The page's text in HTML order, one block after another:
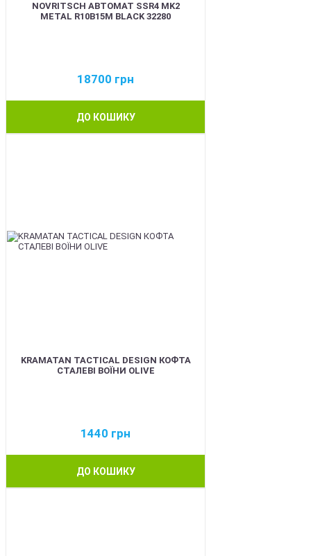
NOVRITSCH АВТОМАТ SSR4 MK2
METAL R10B15M BLACK 32280
18700 грн
ДО КОШИКУ
KRAMATAN TACTICAL DESIGN КОФТА
СТАЛЕВІ ВОЇНИ OLIVE
1440 грн
ДО КОШИКУ